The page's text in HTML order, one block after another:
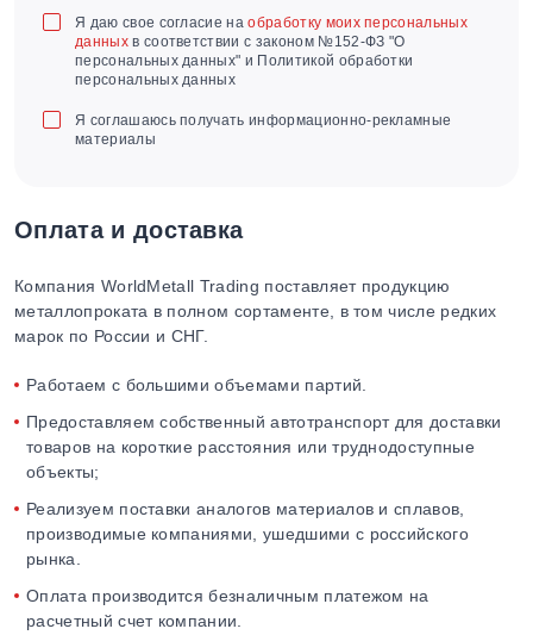
Я даю свое согласие наобработку моих персональных
данныхв соответствии с законом №152-ФЗ "О
персональных данных" и Политикой обработки
персональных данных
Я соглашаюсь получать информационно-рекламные
материалы
Оплата и доставка
Компания WorldMetall Trading поставляет продукцию
металлопроката в полном сортаменте, в том числе редких
марок по России и СНГ.
Работаем с большими объемами партий.
Предоставляем собственный автотранспорт для доставки
товаров на короткие расстояния или труднодоступные
объекты;
Реализуем поставки аналогов материалов и сплавов,
производимые компаниями, ушедшими с российского
рынка.
Оплата производится безналичным платежом на
расчетный счет компании.